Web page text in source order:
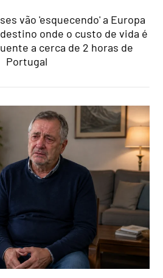
vão 'esquecendo' a Europa
onde o custo de vida é
a cerca de 2 horas de
Portugal